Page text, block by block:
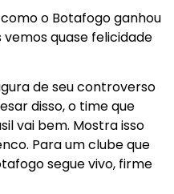
o Botafogo ganhou
vemos quase felicidade
de seu controverso
disso, o time que
vai bem. Mostra isso
Para um clube que
segue vivo, firme